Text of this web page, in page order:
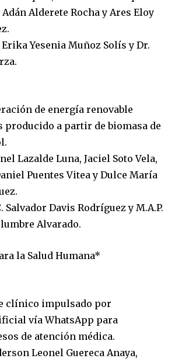
Alderete Rocha y Ares Eloy
Erika Yesenia Muñoz Solís y Dr.
de energía renovable
producido a partir de biomasa de
Lazalde Luna, Jaciel Soto Vela,
Puentes Vitea y Dulce María
Salvador Davis Rodríguez y M.A.P.
Alvarado.
la Salud Humana*
clínico impulsado por
vía WhatsApp para
de atención médica.
Leonel Guereca Anaya,